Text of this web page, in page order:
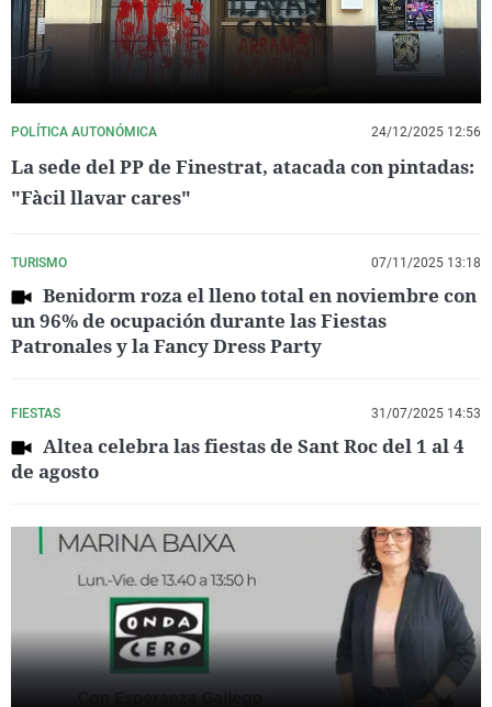
POLÍTICA AUTONÓMICA 24/12/2025 12:56
La sede del PP de Finestrat, atacada con pintadas:
"Fàcil llavar cares"
TURISMO 07/11/2025 13:18
Benidorm roza el lleno total en noviembre con
un 96% de ocupación durante las Fiestas
Patronales y la Fancy Dress Party
FIESTAS 31/07/2025 14:53
Altea celebra las fiestas de Sant Roc del 1 al 4
de agosto